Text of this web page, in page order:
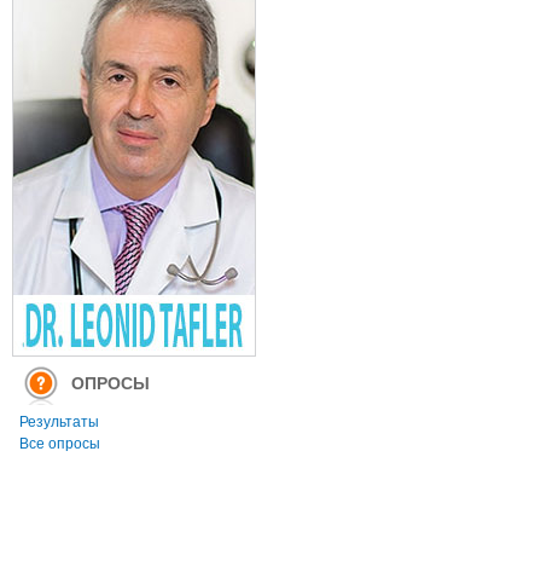
ОПРОСЫ
Результаты
Все опросы